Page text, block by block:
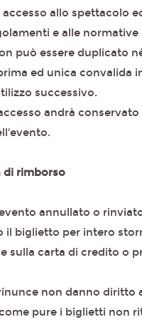
allo spettacolo
e alle normative
può essere duplicato
ed unica convalida
successivo.
andrà conservato
di rimborso
annullato o
il biglietto per intero
sulla carta di credito o
non danno diritto
pure i biglietti non